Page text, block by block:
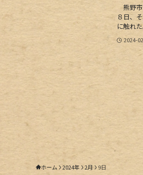
熊野市
８日、
に触れ
2024-
ホーム 2024年 2月 9日